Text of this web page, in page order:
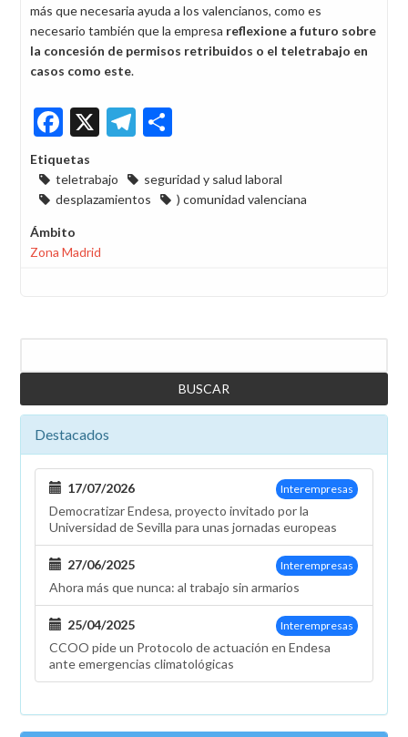
más que necesaria ayuda a los valencianos, como es
necesario también que la empresa reflexione a futuro sobre
la concesión de permisos retribuidos o el teletrabajo en
casos como este.
Facebook
X Telegram
Etiquetas
teletrabajo
seguridad y salud laboral
desplazamientos
) comunidad valenciana
Ámbito
Zona Madrid
Destacados
Interempresas
17/07/2026
Democratizar Endesa, proyecto invitado por la
Universidad de Sevilla para unas jornadas europeas
Interempresas
27/06/2025
Ahora más que nunca: al trabajo sin armarios
Interempresas
25/04/2025
CCOO pide un Protocolo de actuación en Endesa
ante emergencias climatológicas